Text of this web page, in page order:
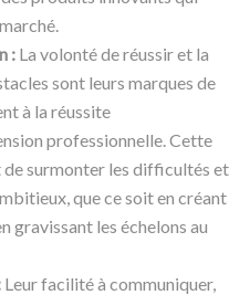
: La volonté de réussir et la
sont leurs marques de
à la réussite
professionnelle. Cette
surmonter les difficultés et
que ce soit en créant
gravissant les échelons au
Leur facilité à communiquer,